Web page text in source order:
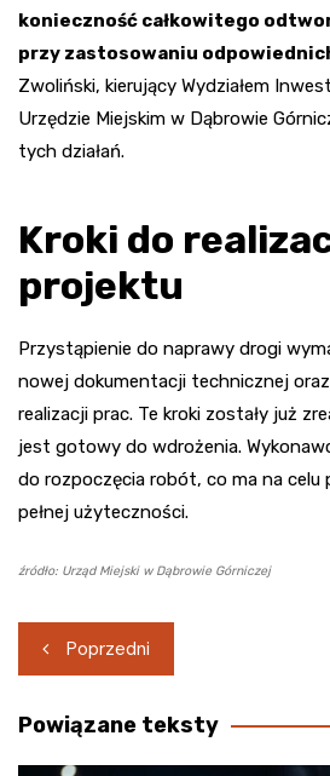
konieczność całkowitego
przy zastosowaniu
Zwoliński, kierujący Wydziałem
Urzędzie Miejskim w Dąbrowie
tych działań.
Kroki do
projektu
Przystąpienie do naprawy drogi
nowej dokumentacji technicznej
realizacji prac. Te kroki zostały już
jest gotowy do wdrożenia.
do rozpoczęcia robót, co ma na celu
pełnej użyteczności.
źródło: Urząd Miejski w Dąbrowie Górniczej
Nawigacja
wpisu
Poprzedni
Powiązane teksty